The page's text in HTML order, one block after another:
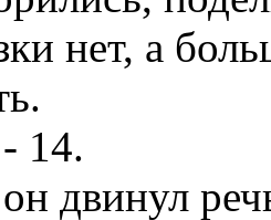
нет, а
14.
двинул